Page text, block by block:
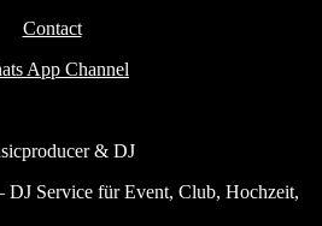
Contact
App Channel
& DJ
Service für Event, Club, Hochzeit,